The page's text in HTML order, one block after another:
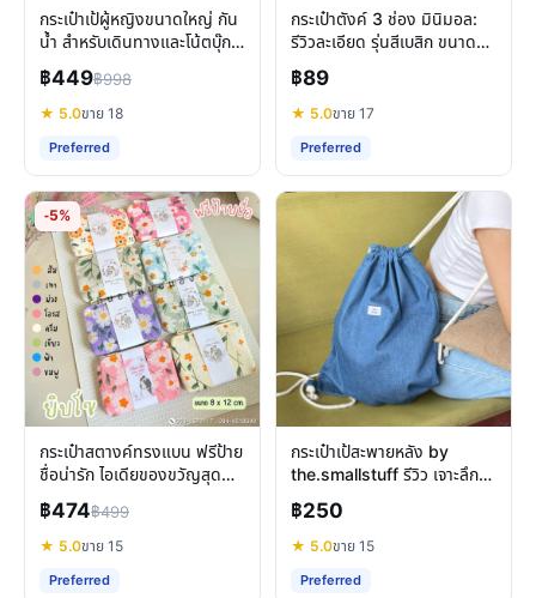
กระเป๋าเป้ผู้หญิงขนาดใหญ่ กัน
น้ำ สำหรับเดินทางและโน้ตบุ๊ก
15.6 นิ้ว
฿449฿998
★ 5.0ขาย 18
Preferred
กระเป๋าตังค์ 3 ช่อง มินิมอล:
รีวิวละเอียด รุ่นสีเบสิก ขนาด
เล็ก พกพาสะดวก
฿89
★ 5.0ขาย 17
Preferred
-5%
กระเป๋าสตางค์ทรงแบน ฟรีป้าย
ชื่อน่ารัก ไอเดียของขวัญสุด
ประทับใจ
฿474฿499
★ 5.0ขาย 15
Preferred
กระเป๋าเป้สะพายหลัง by
the.smallstuff รีวิว เจาะลึก
ฟังก์ชันและการใช้งานจริง
฿250
★ 5.0ขาย 15
Preferred